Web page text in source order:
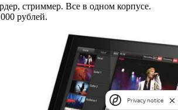
стриммер. Все в одном корпусе.
рублей.
Privacy notice